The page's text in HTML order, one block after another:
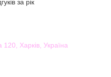
за рік
Харків, Україна